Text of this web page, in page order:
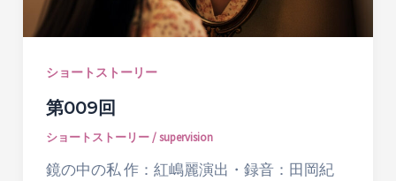
ショートストーリー
第009回
ショートストーリー/supervision
鏡の中の私 作：紅嶋麗演出・録音：田岡紀